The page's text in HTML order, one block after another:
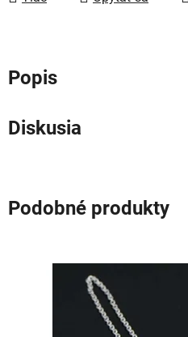
Popis
Diskusia
Podobné produkty